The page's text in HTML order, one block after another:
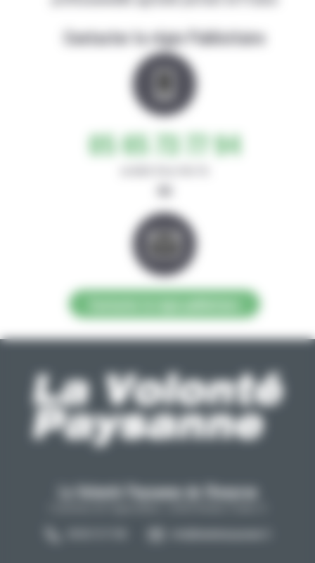
Contacter la régie Publicitaire
05 65 73 77 94
ou
La Volonté Paysanne de l'Aveyron